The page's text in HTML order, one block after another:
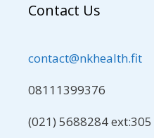
Contact Us
contact@nkhealth.fit
08111399376
(021) 5688284 ext:305